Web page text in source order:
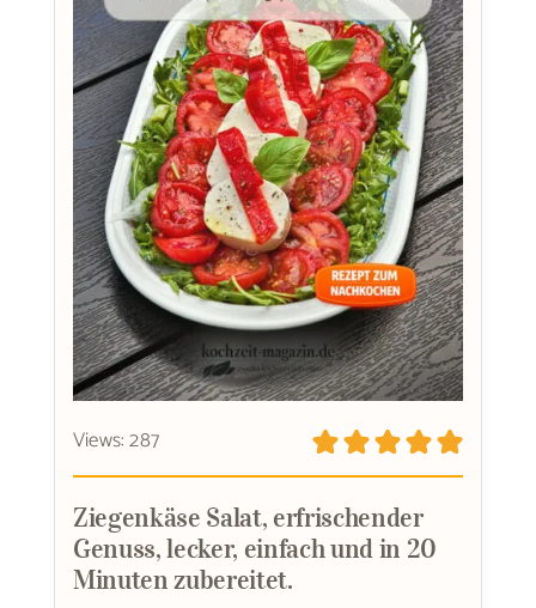
Views: 287
Ziegenkäse Salat, erfrischender
Genuss, lecker, einfach und in 20
Minuten zubereitet.